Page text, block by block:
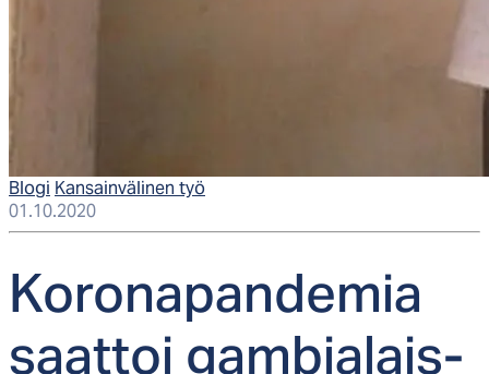
Blogi Kansainvälinen työ
01.10.2020
Ko­ro­na­pan­de­mia